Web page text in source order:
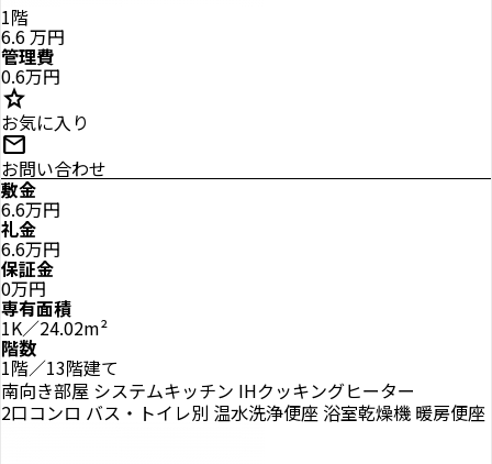
1階
6.6万円
管理費
0.6万円
star
お気に入り
mail
お問い合わせ
敷金
6.6万円
礼金
6.6万円
保証金
0万円
専有面積
1K／24.02m²
階数
1階／13階建て
南向き部屋 システムキッチン IHクッキングヒーター
2口コンロ バス・トイレ別 温水洗浄便座 浴室乾燥機 暖房便座